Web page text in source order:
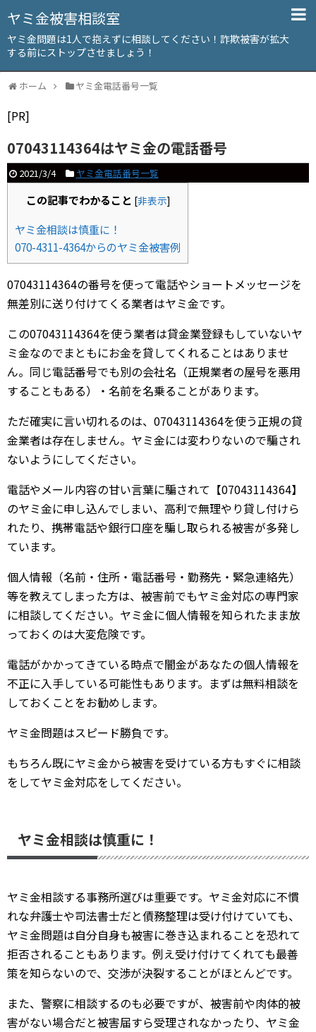
ヤミ金被害相談室
ヤミ金問題は1人で抱えずに相談してください！詐欺被害が拡大
する前にストップさせましょう！
ホーム ヤミ金電話番号一覧
[PR]
07043114364はヤミ金の電話番号
2021/3/4 ヤミ金電話番号一覧
この記事でわかること [非表示]
ヤミ金相談は慎重に！
070-4311-4364からのヤミ金被害例
07043114364の番号を使って電話やショートメッセージを
無差別に送り付けてくる業者はヤミ金です。
この07043114364を使う業者は貸金業登録もしていないヤ
ミ金なのでまともにお金を貸してくれることはありませ
ん。同じ電話番号でも別の会社名（正規業者の屋号を悪用
することもある）・名前を名乗ることがあります。
ただ確実に言い切れるのは、07043114364を使う正規の貸
金業者は存在しません。ヤミ金には変わりないので騙され
ないようにしてください。
電話やメール内容の甘い言葉に騙されて【07043114364】
のヤミ金に申し込んでしまい、高利で無理やり貸し付けら
れたり、携帯電話や銀行口座を騙し取られる被害が多発し
ています。
個人情報（名前・住所・電話番号・勤務先・緊急連絡先）
等を教えてしまった方は、被害前でもヤミ金対応の専門家
に相談してください。ヤミ金に個人情報を知られたまま放
っておくのは大変危険です。
電話がかかってきている時点で闇金があなたの個人情報を
不正に入手している可能性もあります。まずは無料相談を
しておくことをお勧めします。
ヤミ金問題はスピード勝負です。
もちろん既にヤミ金から被害を受けている方もすぐに相談
をしてヤミ金対応をしてください。
ヤミ金相談は慎重に！
ヤミ金相談する事務所選びは重要です。ヤミ金対応に不慣
れな弁護士や司法書士だと債務整理は受け付けていても、
ヤミ金問題は自分自身も被害に巻き込まれることを恐れて
拒否されることもあります。例え受け付けてくれても最善
策を知らないので、交渉が決裂することがほとんどです。
また、警察に相談するのも必要ですが、被害前や肉体的被
害がない場合だと被害届すら受理されなかったり、ヤミ金